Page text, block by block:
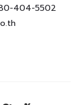
404-5502